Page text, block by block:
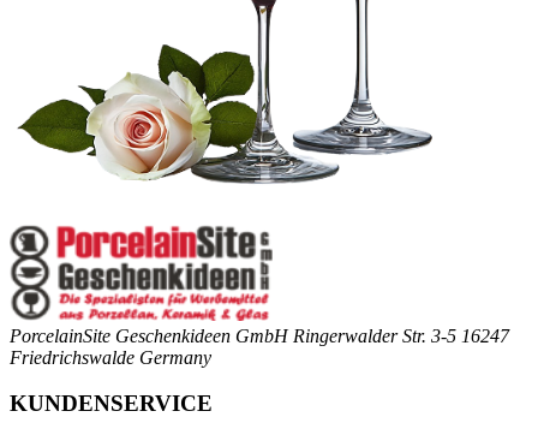
PorcelainSite Geschenkideen GmbH Ringerwalder Str. 3-5 16247
Friedrichswalde Germany
KUNDENSERVICE